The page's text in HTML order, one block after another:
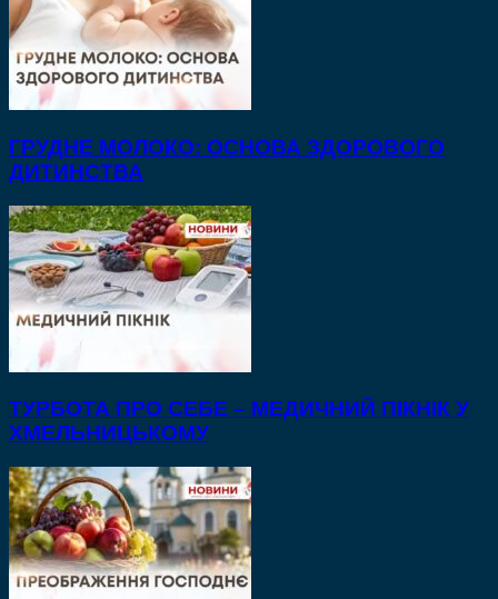
ГРУДНЕ МОЛОКО: ОСНОВА ЗДОРОВОГО
ДИТИНСТВА
ТУРБОТА ПРО СЕБЕ – МЕДИЧНИЙ ПІКНІК У
ХМЕЛЬНИЦЬКОМУ